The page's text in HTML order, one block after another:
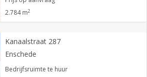
2.784 m2
Kanaalstraat 287
Enschede
Bedrijfsruimte te huur